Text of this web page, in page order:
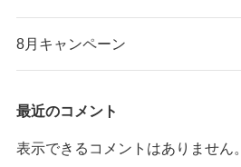
8月キャンペーン
最近のコメント
表示できるコメントはありません。